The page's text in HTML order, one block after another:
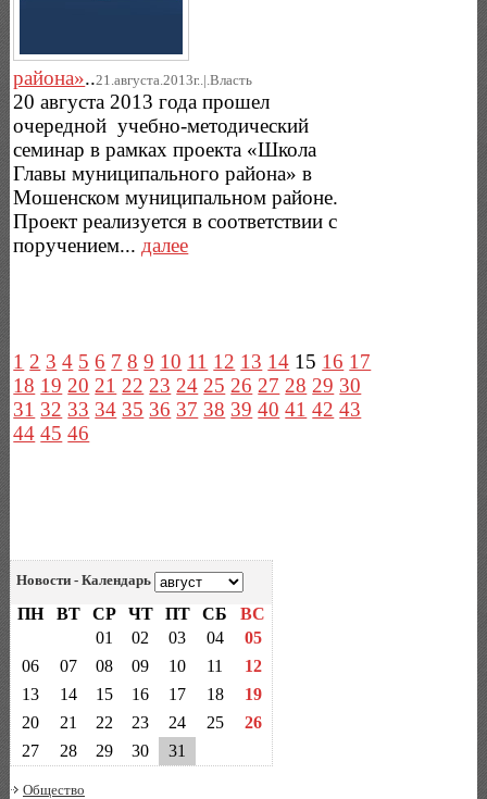
района»..21.августа.2013г..|.Власть
20 августа 2013 года прошел
очередной учебно-методический
семинар в рамках проекта «Школа
Главы муниципального района» в
Мошенском муниципальном районе.
Проект реализуется в соответствии с
поручением...далее
1 2 3 4 5 6 7 8 9 10 11 12 13 14 15 16 17
18 19 20 21 22 23 24 25 26 27 28 29 30
31 32 33 34 35 36 37 38 39 40 41 42 43
44 45 46
Новости - Календарь
ПН ВТ СР ЧТ ПТ СБ
ВС
01
02 03 04
05
06
07 08 09 10 11
12
13
14 15 16 17 18
19
20
21 22 23 24 25
26
27
28 29 30 31
Общество